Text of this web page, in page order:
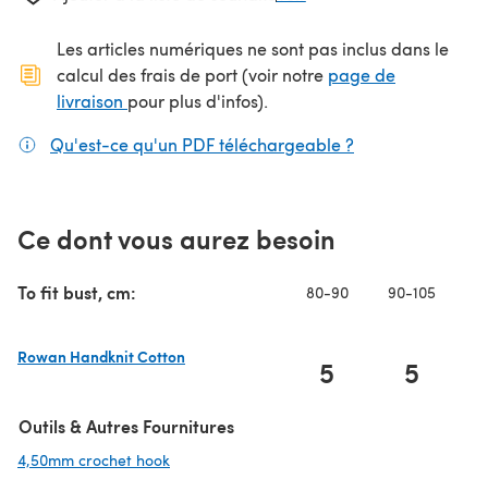
Les articles numériques ne sont pas inclus dans le
calcul des frais de port (voir notre page de
livraison (s'ouvre dans un nouvel onglet)
pour plus d'infos).
Qu'est-ce qu'un PDF téléchargeable ?
Ce dont vous aurez besoin
To fit bust, cm: 80-90 90-105
Rowan Handknit Cotton
5 5
Outils & Autres Fournitures
4,50mm crochet hook